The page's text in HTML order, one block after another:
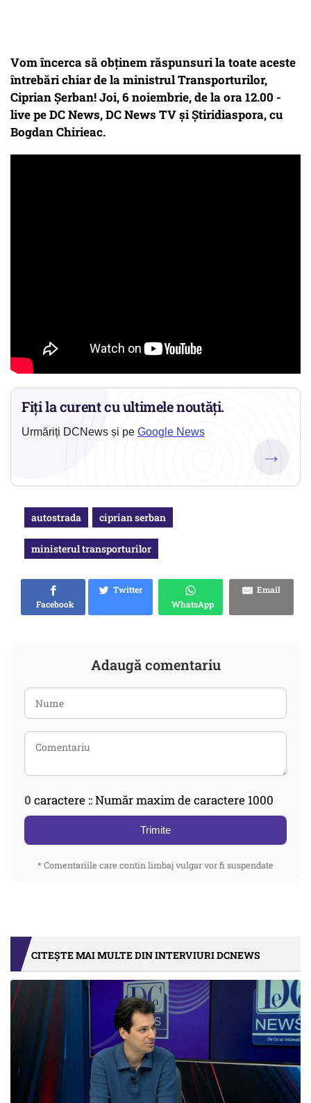
Vom încerca să obținem răspunsuri la toate aceste
întrebări chiar de la ministrul Transporturilor,
Ciprian Șerban! Joi, 6 noiembrie, de la ora 12.00 -
live pe DC News, DC News TV și Știridiaspora, cu
Bogdan Chirieac.
Fiți la curent cu ultimele noutăți.
Urmăriți DCNews și pe Google News
→
autostrada ciprian serban
ministerul transporturilor
Facebook
Twitter
WhatsApp
Email
Adaugă comentariu
0 caractere :: Număr maxim de caractere 1000
Trimite
* Comentariile care contin limbaj vulgar vor fi suspendate
CITEȘTE MAI MULTE DIN INTERVIURI DCNEWS